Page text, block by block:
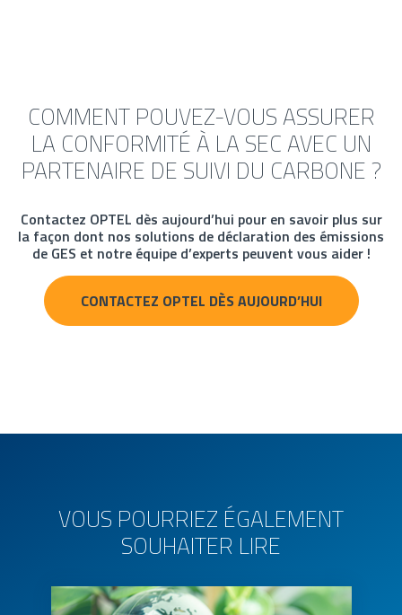
COMMENT POUVEZ-VOUS ASSURER
LA CONFORMITÉ À LA SEC AVEC UN
PARTENAIRE DE SUIVI DU CARBONE ?
Contactez OPTEL dès aujourd’hui pour en savoir plus sur
la façon dont nos solutions de déclaration des émissions
de GES et notre équipe d’experts peuvent vous aider !
CONTACTEZ OPTEL DÈS AUJOURD’HUI
VOUS POURRIEZ ÉGALEMENT
SOUHAITER LIRE